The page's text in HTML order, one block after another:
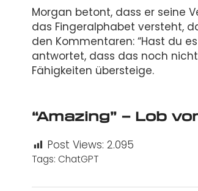
Morgan betont, dass er seine
das Fingeralphabet versteht,
den Kommentaren: “Hast du
antwortet, dass das noch
Fähigkeiten übersteige.
“Amazing” – Lob
Post Views: 2.095
Tags: ChatGPT